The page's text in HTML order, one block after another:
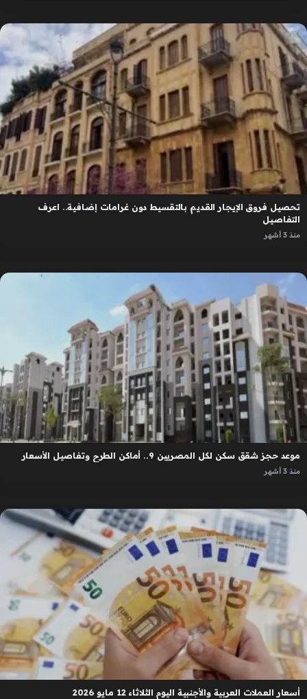
تحصيل فروق الإيجار القديم بالتقسيط دون غرامات إضافية.. اعرف
التفاصيل
منذ 3 أشهر
موعد حجز شقق سكن لكل المصريين 9.. أماكن الطرح وتفاصيل الأسعار
منذ 3 أشهر
أسعار العملات العربية والأجنبية اليوم الثلاثاء 12 مايو 2026